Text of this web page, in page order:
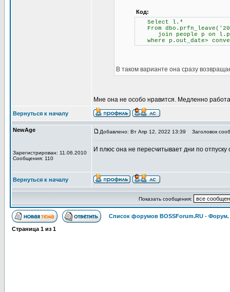
Код:
Select l.*
From
join people p on
where p.out_date>
В таком варианте она сразу
Мне она не особо нравится. Медленно
Вернуться к началу
NewAge
Зарегистрирован: 11.06.2010
Сообщения: 110
Добавлено: Вт Апр 12, 2022 13:39 Заголовок
И плюс она не пересчитывает дни по отпуску
Вернуться к началу
Показать сообщения:
Список форумов BOSSForum.RU -
Страница 1 из 1